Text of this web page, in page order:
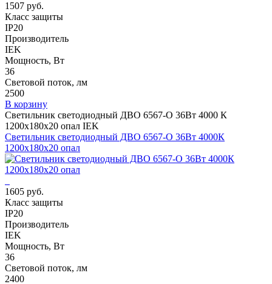
1507 руб.
Класс защиты
IP20
Производитель
IEK
Мощность, Вт
36
Световой поток, лм
2500
В корзину
Светильник светодиодный ДВО 6567-O 36Вт 4000 К
1200х180х20 опал IEK
Светильник светодиодный ДВО 6567-O 36Вт 4000К
1200х180х20 опал
1605 руб.
Класс защиты
IP20
Производитель
IEK
Мощность, Вт
36
Световой поток, лм
2400